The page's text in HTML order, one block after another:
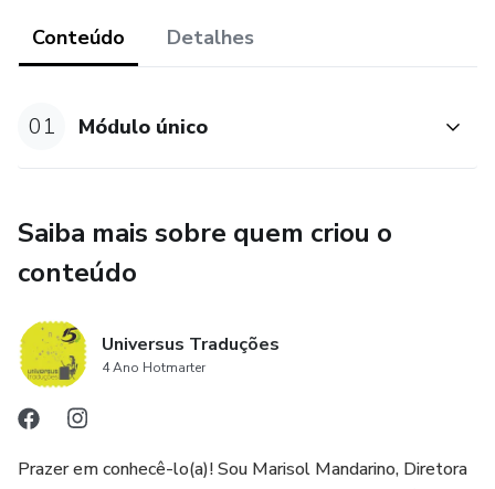
Conteúdo Detalhes
01 Módulo único
Saiba mais sobre quem criou o
conteúdo
Universus Traduções
4 Ano Hotmarter
Prazer em conhecê-lo(a)! Sou Marisol Mandarino, Diretora